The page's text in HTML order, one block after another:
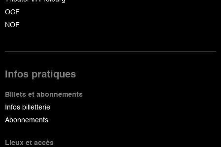
OCF
NOF
Infos pratiques
Billets et abonnements
Infos billetterie
Abonnements
Lieux et accès